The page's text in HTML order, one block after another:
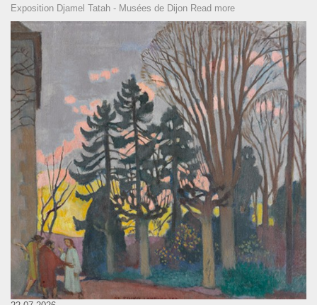
Exposition Djamel Tatah - Musées de Dijon Read more